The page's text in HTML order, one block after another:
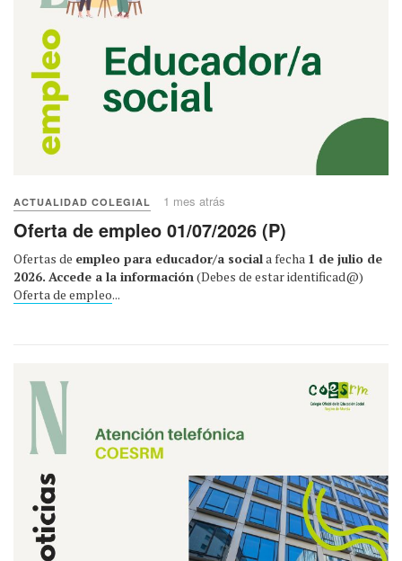
ACTUALIDAD COLEGIAL 1 mes atrás
Oferta de empleo 01/07/2026 (P)
Ofertas de empleo para educador/a sociala fecha 1 de julio de
2026. Accede a la información(Debes de estar identificad@)
Oferta de empleo...